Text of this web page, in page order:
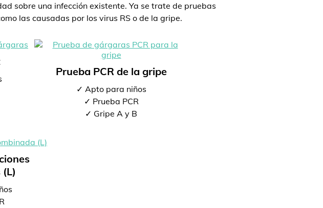
sobre una infección existente. Ya se trate de pruebas
las causadas por los virus RS o de la gripe.
Prueba PCR de la gripe
✓ Apto para niños
✓ Prueba PCR
✓ Gripe A y B